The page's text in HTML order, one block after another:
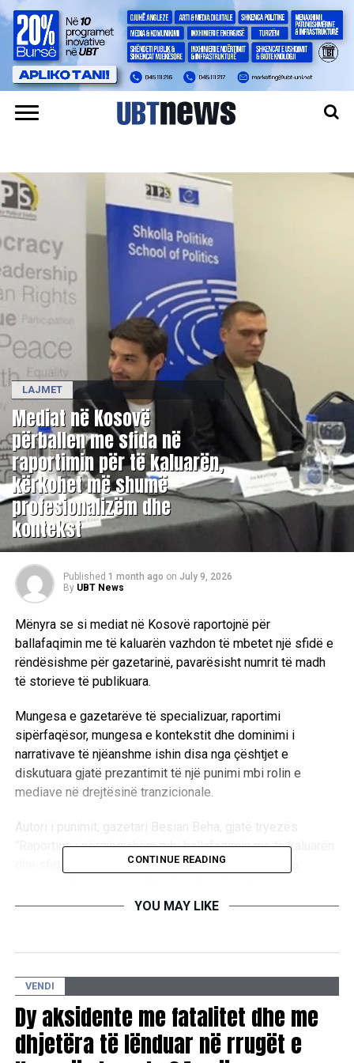
LAJMET
Mediat në Kosovë
përballen me sfida në
raportimin për të kaluarën,
kërkohet më shumë
profesionalizëm dhe
kontekst
Published 1 month ago on July 9, 2026
By UBT News
Mënyra se si mediat në Kosovë raportojnë për
ballafaqimin me të kaluarën vazhdon të mbetet një sfidë e
rëndësishme për gazetarinë, pavarësisht numrit të madh
të storieve të publikuara.
Mungesa e gazetarëve të specializuar, raportimi
sipërfaqësor, mungesa e kontekstit dhe dominimi i
narrativave të njëanshme ishin disa nga çështjet e
diskutuara gjatë prezantimit të një punimi mbi rolin e
mediave në drejtësinë tranzicionale.
Autori i punimit, gazetari Besian Beha, gjatë tryezës
“Raportimi i përgjegjshëm mbi ballafaqimin me të kaluarën
dhe sfidat e mediave në Kosovë”, të organizuar nga
përgjegjësia e mediave është veçanërisht e madhe kur
Ai ngriti shqetësimin për mungesën e një databaze zyrtare
me të dhëna të plota për viktimat dhe të zhdukurit e luftës
në Kosovë, duke thënë se kjo e vështirëson raportimin
profesional.
CONTINUE READING
YOU MAY LIKE
VENDI
Dy aksidente me fatalitet dhe me
dhjetëra të lënduar në rrugët e